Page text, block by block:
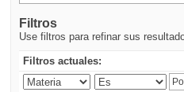
Filtros
Use filtros para refinar sus
Filtros actuales: